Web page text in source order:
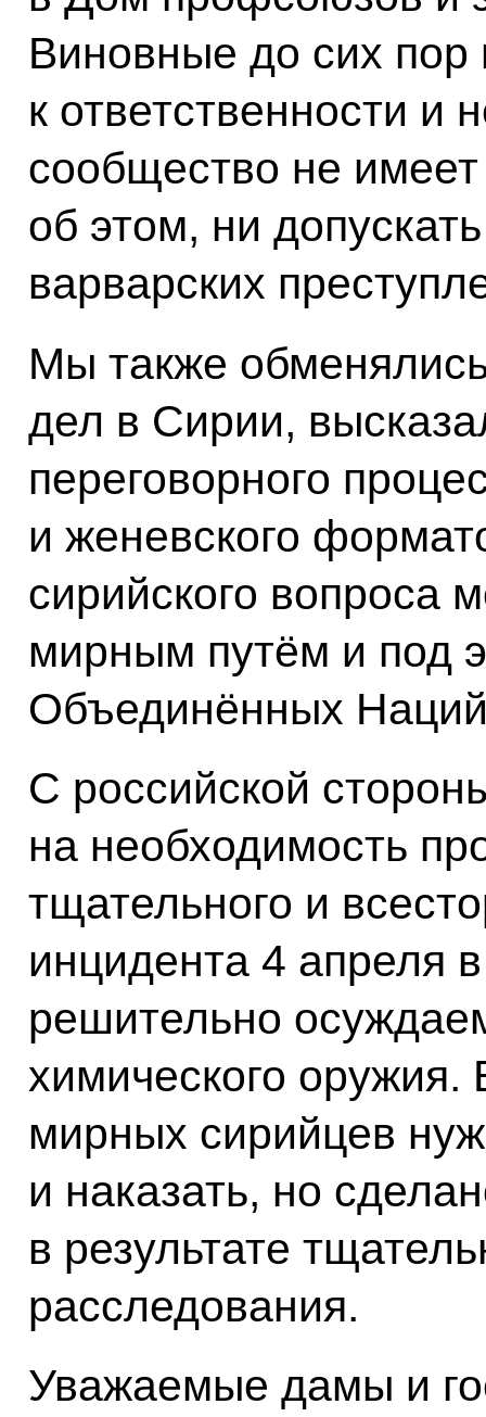
Виновные до сих пор
к ответственности и
сообщество не
об этом, ни
варварских
Мы также
дел в Сирии,
переговорного
и женевского
сирийского вопроса
мирным путём и под
Объединённых
С российской
на необходимость
тщательного и
инцидента 4 апреля
решительно
химического
мирных сирийцев
и наказать, но
в результате
расследования.
Уважаемые дамы и